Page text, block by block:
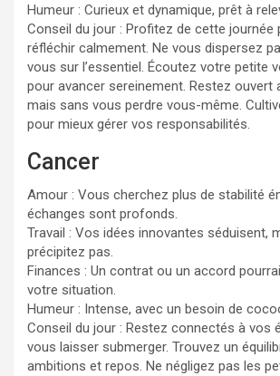
Humeur : Curieux et dynamique, prêt à
Conseil du jour : Profitez de cette journée
réfléchir calmement. Ne vous dispersez
vous sur l’essentiel. Écoutez votre petite
pour avancer sereinement. Restez ouvert
mais sans vous perdre vous-même.
pour mieux gérer vos responsabilités.
Cancer
Amour : Vous cherchez plus de stabilité
échanges sont profonds.
Travail : Vos idées innovantes séduisent,
précipitez pas.
Finances : Un contrat ou un accord
votre situation.
Humeur : Intense, avec un besoin de
Conseil du jour : Restez connectés à vos
vous laisser submerger. Trouvez un
ambitions et repos. Ne négligez pas les